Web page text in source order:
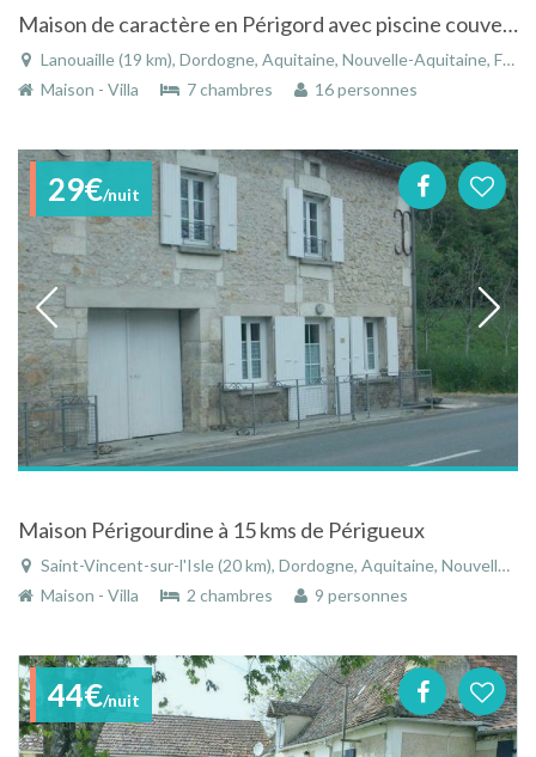
Maison de caractère en Périgord avec piscine couverte à Lanouaille
Lanouaille (19 km), Dordogne, Aquitaine, Nouvelle-Aquitaine, France
Maison - Villa
7 chambres 16 personnes
29€/nuit
Maison Périgourdine à 15 kms de Périgueux
Saint-Vincent-sur-l'Isle (20 km), Dordogne, Aquitaine, Nouvelle-Aquitaine, France
Maison - Villa
2 chambres 9 personnes
44€/nuit